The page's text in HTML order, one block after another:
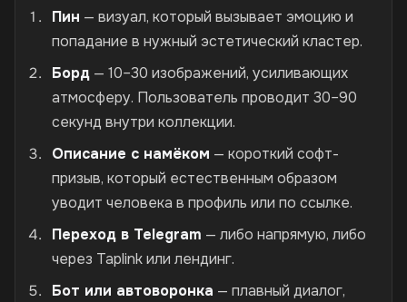
Пин — визуал, который вызывает эмоцию и
попадание в нужный эстетический кластер.
Борд — 10–30 изображений, усиливающих
атмосферу. Пользователь проводит 30–90
секунд внутри коллекции.
Описание с намёком — короткий софт-
призыв, который естественным образом
уводит человека в профиль или по ссылке.
Переход в Telegram — либо напрямую, либо
через Taplink или лендинг.
Бот или автоворонка — плавный диалог,